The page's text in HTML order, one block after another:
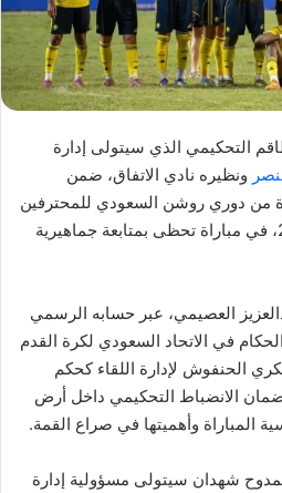
التحكيمي الذي سيتولى إدارة
ونظيره نادي الاتفاق، ضمن
من دوري روشن السعودي للمحترفين
للموسم الكروي 2025-2026، في مباراة تحظى بمتابعة جماهيرية
العصيمي، عبر حسابه الرسمي
في الاتحاد السعودي لكرة القدم
الحنفوش لإدارة اللقاء كحكم
الانضباط التحكيمي داخل أرض
وأهميتها في صراع القمة.
شهدان سيتولى مسؤولية إدارة